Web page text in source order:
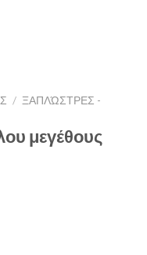
/ ΞΑΠΛΏΣΤΡΕΣ -
μεγέθους